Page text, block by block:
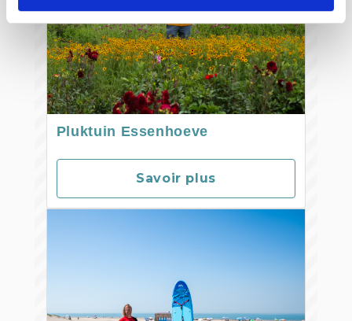
Pluktuin Essenhoeve
Savoir plus